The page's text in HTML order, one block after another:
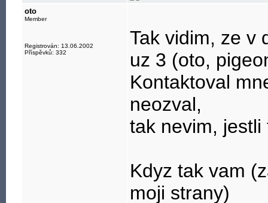
oto
Member
Registrován: 13.06.2002
Příspěvků: 332
Tak vidim, ze v
uz 3 (oto,
Kontaktoval
neozval,
tak nevim, jestli
Kdyz tak vam
moji strany)